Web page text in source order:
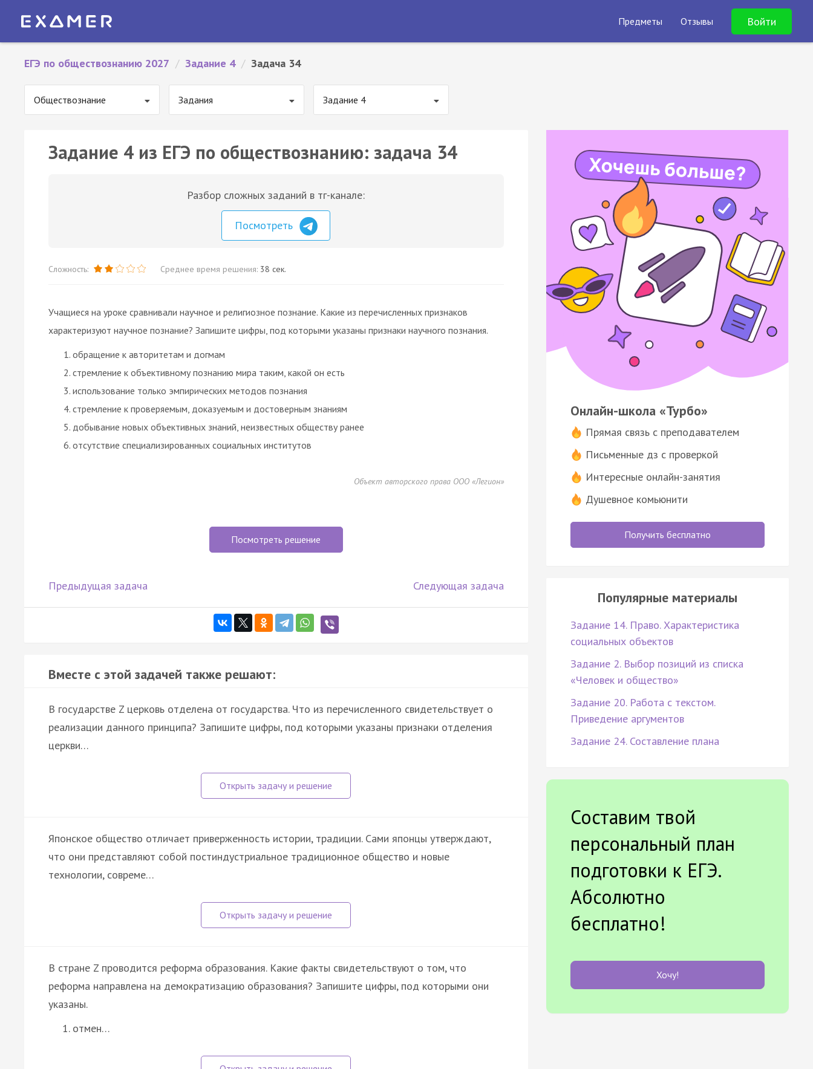
Предметы Отзывы Войти
ЕГЭ по обществознанию 2027 / Задание 4 / Задача 34
Обществознание Задания Задание 4
Задание 4 из ЕГЭ по обществознанию: задача 34
Разбор сложных заданий в тг-канале:
Посмотреть
Сложность: Среднее время решения: 38 сек.
Учащиеся на уроке сравнивали научное и религиозное познание. Какие из перечисленных признаков
характеризуют научное познание? Запишите цифры, под которыми указаны признаки научного познания.
обращение к авторитетам и догмам
стремление к объективному познанию мира таким, какой он есть
использование только эмпирических методов познания
стремление к проверяемым, доказуемым и достоверным знаниям
добывание новых объективных знаний, неизвестных обществу ранее
отсутствие специализированных социальных институтов
Объект авторского права ООО «Легион»
Посмотреть решение
Предыдущая задача Следующая задача
Вместе с этой задачей также решают:
В государстве Z церковь отделена от государства. Что из перечисленного свидетельствует о
реализации данного принципа? Запишите цифры, под которыми указаны признаки отделения
церкви…
Японское общество отличает приверженность истории, традиции. Сами японцы утверждают,
что они представляют собой постиндустриальное традиционное общество и новые
технологии, совреме…
В стране Z проводится реформа образования. Какие факты свидетельствуют о том, что
реформа направлена на демократизацию образования? Запишите цифры, под которыми они
указаны.
отмен…
Онлайн-школа «Турбо»
Прямая связь с преподавателем
Письменные дз с проверкой
Интересные онлайн-занятия
Душевное комьюнити
Получить бесплатно
Популярные материалы
Задание 14. Право. Характеристика
социальных объектов
Задание 2. Выбор позиций из списка
«Человек и общество»
Задание 20. Работа с текстом.
Приведение аргументов
Задание 24. Составление плана
Составим твой
персональный план
подготовки к ЕГЭ.
Абсолютно
бесплатно!
Хочу!